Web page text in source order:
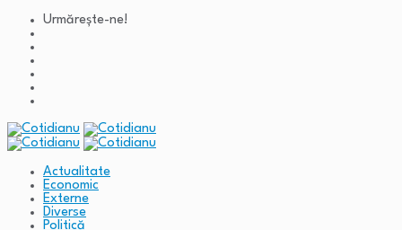
Urmărește-ne!
Actualitate
Economic
Externe
Diverse
Politică